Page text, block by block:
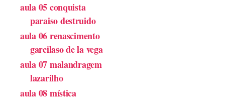
aula 05 conquista
paraiso destruido
aula 06 renascimento
garcilaso de la vega
aula 07 malandragem
lazarilho
aula 08 mística